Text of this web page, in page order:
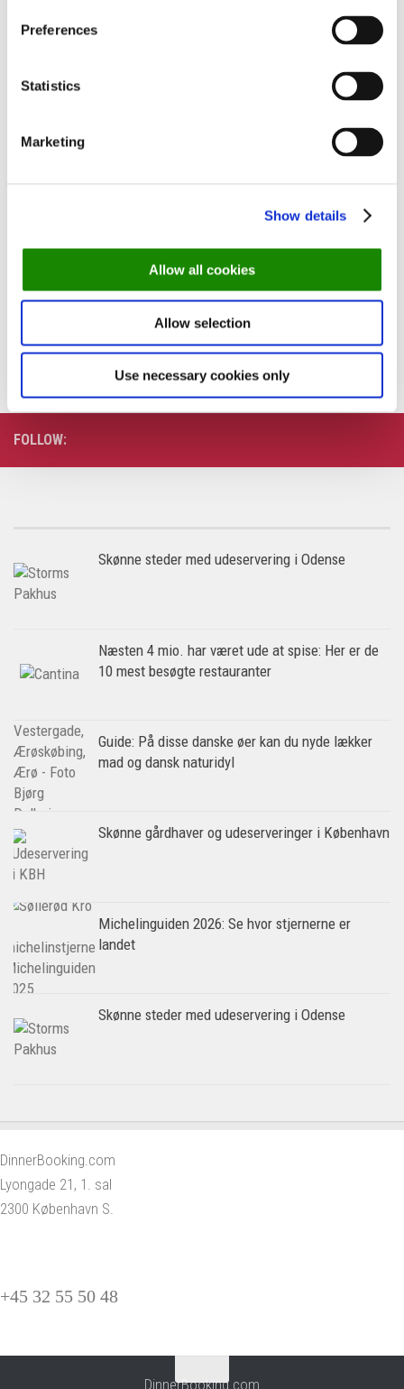
Preferences
Statistics
Marketing
Show details
Allow all cookies
Allow selection
Use necessary cookies only
Guide: Tag på gastronomisk eventyr i
Sjælland lige nu
I august måned er en restaurant på Frederiksberg strøget ind
på 1. pladsen over de restauranter, som har...
FOLLOW:
Skønne steder med udeservering i Odense
Næsten 4 mio. har været ude at spise: Her er de
10 mest besøgte restauranter
Guide: På disse danske øer kan du nyde lækker
mad og dansk naturidyl
Skønne gårdhaver og udeserveringer i København
Michelinguiden 2026: Se hvor stjernerne er
landet
Skønne steder med udeservering i Odense
DinnerBooking.com
Lyongade 21, 1. sal
2300 København S.
+45 32 55 50 48
DinnerBooking.com